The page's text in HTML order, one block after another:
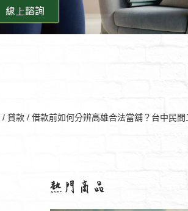
/ 貸款 / 借款前如何分辨高雄合法當舖？台中民